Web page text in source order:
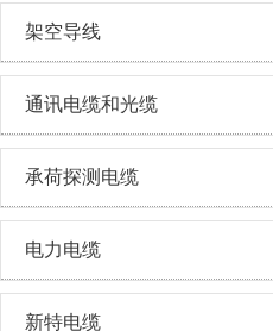
架空导线
通讯电缆和光缆
承荷探测电缆
电力电缆
新特电缆